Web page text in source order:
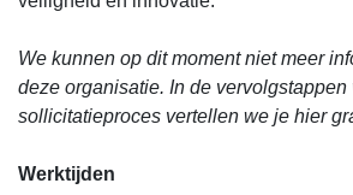
We kunnen op dit moment niet meer
deze organisatie. In de vervolgstappen
sollicitatieproces vertellen we je hier
Werktijden